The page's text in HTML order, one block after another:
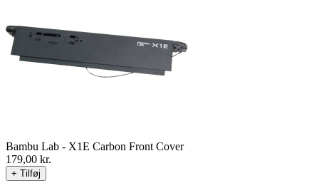
Bambu Lab - X1E Carbon Front Cover
179,00 kr.
+ Tilføj